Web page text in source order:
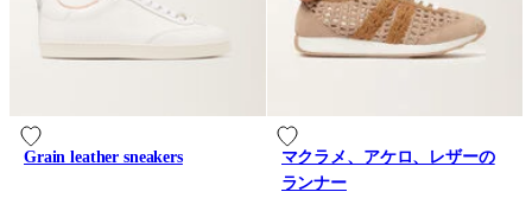
Grain leather sneakers
マクラメ、アケロ、レザーの
ランナー